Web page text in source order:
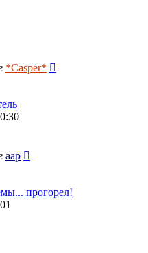
*Casper*
aap
прогорел!